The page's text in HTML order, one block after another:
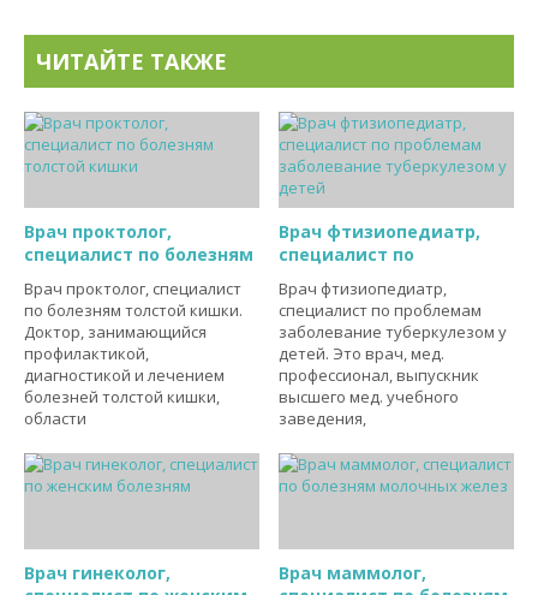
ЧИТАЙТЕ ТАКЖЕ
Врач проктолог,
специалист по болезням
Врач проктолог, специалист
по болезням толстой кишки.
Доктор, занимающийся
профилактикой,
диагностикой и лечением
болезней толстой кишки,
области
Врач фтизиопедиатр,
специалист по
Врач фтизиопедиатр,
специалист по проблемам
заболевание туберкулезом у
детей. Это врач, мед.
профессионал, выпускник
высшего мед. учебного
заведения,
Врач гинеколог,
Врач маммолог,